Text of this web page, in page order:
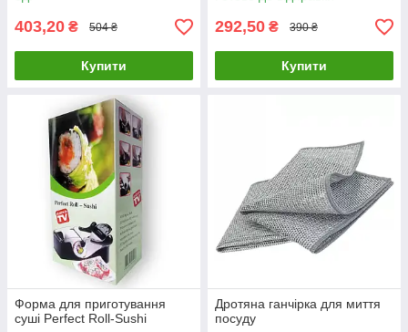
403,20 ₴ 504 ₴
Купити
292,50 ₴ 390 ₴
Купити
Форма для приготування
суші Perfect Roll-Sushi
Дротяна ганчірка для миття
посуду